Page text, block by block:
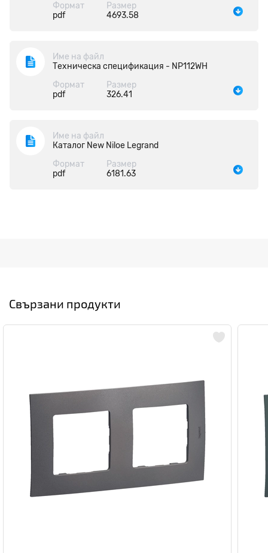
Формат
pdf
Размер
4693.58
Име на файл
Техническа спецификация - NP112WH
Формат
pdf
Размер
326.41
Име на файл
Каталог New Niloe Legrand
Формат
pdf
Размер
6181.63
Свързани продукти